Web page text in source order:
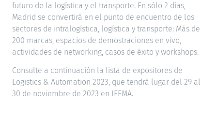
futuro de la logística y el transporte. En sólo 2 días,
Madrid se convertirá en el punto de encuentro de los
sectores de intralogística, logística y transporte: Más de
200 marcas, espacios de demostraciones en vivo,
actividades de networking, casos de éxito y workshops.
Consulte a continuación la lista de expositores de
Logistics & Automation 2023, que tendrá lugar del 29 al
30 de noviembre de 2023 en IFEMA.